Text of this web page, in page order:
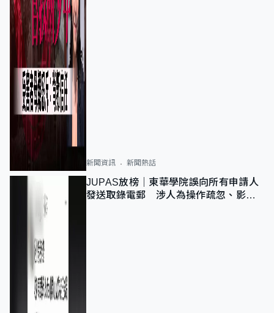
新聞資訊 新聞熱話
JUPAS放榜｜東華學院誤向所有申請人
發送取錄電郵 涉人為操作疏忽、影響